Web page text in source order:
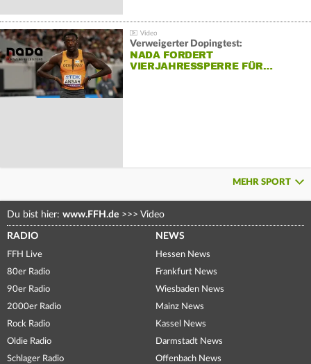
Verweigerter Dopingtest:
NADA FORDERT
VIERJAHRESSPERRE FÜR…
MEHR SPORT
Du bist hier: www.FFH.de >>> Video
RADIO
FFH Live
80er Radio
90er Radio
2000er Radio
Rock Radio
Oldie Radio
Schlager Radio
NEWS
Hessen News
Frankfurt News
Wiesbaden News
Mainz News
Kassel News
Darmstadt News
Offenbach News